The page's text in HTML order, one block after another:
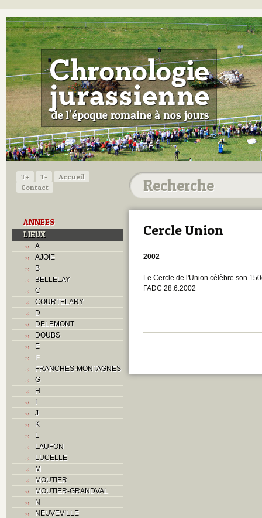
T+ T-
Accueil
Contact
ANNEES
LIEUX
A
AJOIE
B
BELLELAY
C
COURTELARY
D
DELEMONT
DOUBS
E
F
FRANCHES-MONTAGNES
G
H
I
J
K
L
LAUFON
LUCELLE
M
MOUTIER
MOUTIER-GRANDVAL
N
NEUVEVILLE
Cercle Union
2002
Le Cercle de l'Union célèbre son
FADC 28.6.2002